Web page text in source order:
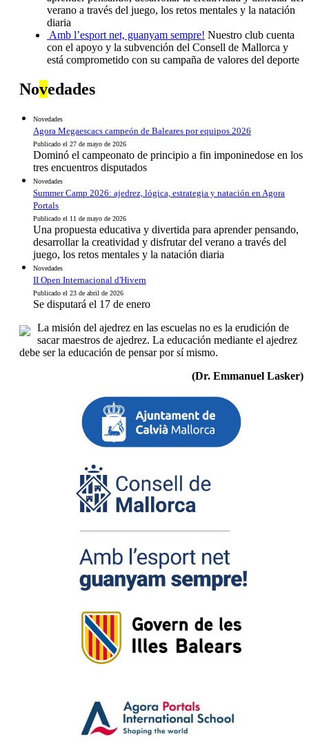
verano a través del juego, los retos mentales y la natación
diaria
Amb l’esport net, guanyam sempre! Nuestro club cuenta
con el apoyo y la subvención del Consell de Mallorca y
está comprometido con su campaña de valores del deporte
Novedades
Novedades
Agora Megaescacs campeón de Baleares por equipos 2026
Publicado el 27 de mayo de 2026
Dominó el campeonato de principio a fin imponinedose en los
tres encuentros disputados
Novedades
Summer Camp 2026: ajedrez, lógica, estrategia y natación en Agora
Portals
Publicado el 11 de mayo de 2026
Una propuesta educativa y divertida para aprender pensando,
desarrollar la creatividad y disfrutar del verano a través del
juego, los retos mentales y la natación diaria
Novedades
II Open Internacional d'Hivern
Publicado el 23 de abril de 2026
Se disputará el 17 de enero
La misión del ajedrez en las escuelas no es la erudición de
sacar maestros de ajedrez. La educación mediante el ajedrez
debe ser la educación de pensar por sí mismo.
(Dr. Emmanuel Lasker)